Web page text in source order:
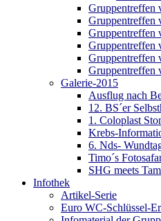
Gruppentreffen
Gruppentreffen
Gruppentreffen
Gruppentreffen
Gruppentreffen
Gruppentreffen
Galerie-2015
Ausflug nach
12. BS´er
1. Coloplast
Krebs-
6. Nds-
Timo´s
SHG meets
Infothek
Artikel-Serie
Euro WC-Schlüssel-